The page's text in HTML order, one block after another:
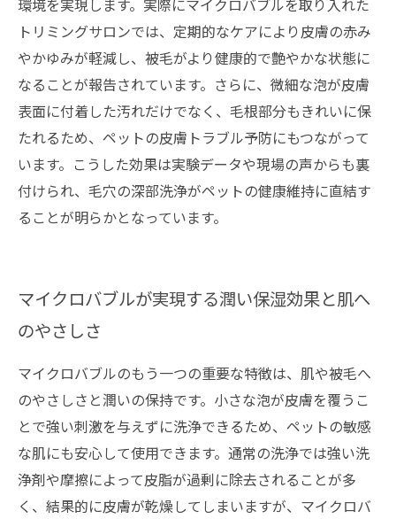
環境を実現します。実際にマイクロバブルを取り入れた
トリミングサロンでは、定期的なケアにより皮膚の赤み
やかゆみが軽減し、被毛がより健康的で艶やかな状態に
なることが報告されています。さらに、微細な泡が皮膚
表面に付着した汚れだけでなく、毛根部分もきれいに保
たれるため、ペットの皮膚トラブル予防にもつながって
います。こうした効果は実験データや現場の声からも裏
付けられ、毛穴の深部洗浄がペットの健康維持に直結す
ることが明らかとなっています。
マイクロバブルが実現する潤い保湿効果と肌へ
のやさしさ
マイクロバブルのもう一つの重要な特徴は、肌や被毛へ
のやさしさと潤いの保持です。小さな泡が皮膚を覆うこ
とで強い刺激を与えずに洗浄できるため、ペットの敏感
な肌にも安心して使用できます。通常の洗浄では強い洗
浄剤や摩擦によって皮脂が過剰に除去されることが多
く、結果的に皮膚が乾燥してしまいますが、マイクロバ